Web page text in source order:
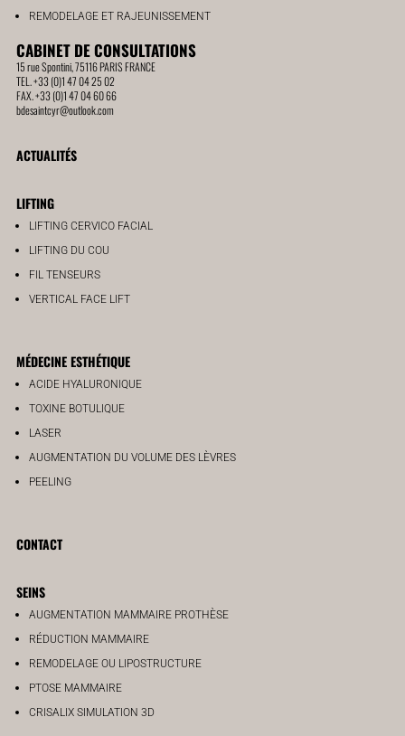
REMODELAGE ET RAJEUNISSEMENT
CABINET DE CONSULTATIONS
15 rue Spontini, 75116 PARIS FRANCE
TEL. +33 (0)1 47 04 25 02
FAX. +33 (0)1 47 04 60 66
bdesaintcyr@outlook.com
ACTUALITÉS
LIFTING
LIFTING CERVICO FACIAL
LIFTING DU COU
FIL TENSEURS
VERTICAL FACE LIFT
MÉDECINE ESTHÉTIQUE
ACIDE HYALURONIQUE
TOXINE BOTULIQUE
LASER
AUGMENTATION DU VOLUME DES LÈVRES
PEELING
CONTACT
SEINS
AUGMENTATION MAMMAIRE PROTHÈSE
RÉDUCTION MAMMAIRE
REMODELAGE OU LIPOSTRUCTURE
PTOSE MAMMAIRE
CRISALIX SIMULATION 3D